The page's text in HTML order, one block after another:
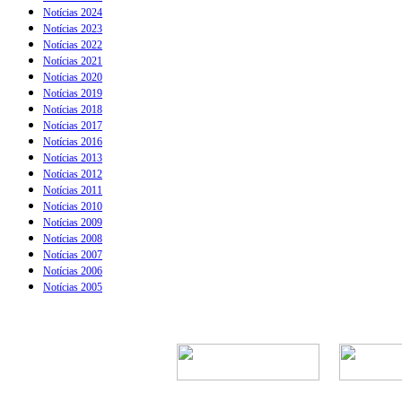
Notícias 2024
Notícias 2023
Notícias 2022
Notícias 2021
Notícias 2020
Notícias 2019
Notícias 2018
Notícias 2017
Notícias 2016
Notícias 2013
Notícias 2012
Notícias 2011
Notícias 2010
Notícias 2009
Notícias 2008
Notícias 2007
Notícias 2006
Notícias 2005